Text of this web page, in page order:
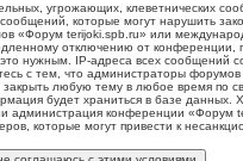
угрожающих, клеветнических
которые могут нарушить
«Форум terijoki.spb.ru» или
отключению от конференции,
нужным. IP-адреса всех сообщений
с тем, что администраторы
закрыть любую тему в любое время по
будет храниться в базе данных.
администрация конференции «Форум
которые могут привести к